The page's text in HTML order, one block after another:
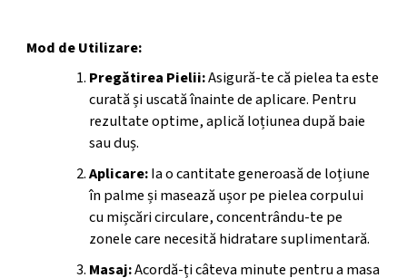
Mod de Utilizare:
Pregătirea Pielii:Asigură-te că pielea ta este
curată și uscată înainte de aplicare. Pentru
rezultate optime, aplică loțiunea după baie
sau duș.
Aplicare:Ia o cantitate generoasă de loțiune
în palme și masează ușor pe pielea corpului
cu mișcări circulare, concentrându-te pe
zonele care necesită hidratare suplimentară.
Masaj:Acordă-ți câteva minute pentru a masa